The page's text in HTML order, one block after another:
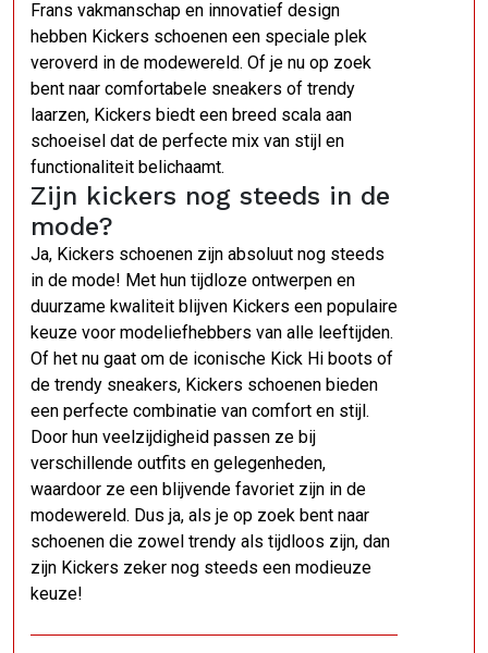
Frans vakmanschap en innovatief design
hebben Kickers schoenen een speciale plek
veroverd in de modewereld. Of je nu op zoek
bent naar comfortabele sneakers of trendy
laarzen, Kickers biedt een breed scala aan
schoeisel dat de perfecte mix van stijl en
functionaliteit belichaamt.
Zijn kickers nog steeds in de
mode?
Ja, Kickers schoenen zijn absoluut nog steeds
in de mode! Met hun tijdloze ontwerpen en
duurzame kwaliteit blijven Kickers een populaire
keuze voor modeliefhebbers van alle leeftijden.
Of het nu gaat om de iconische Kick Hi boots of
de trendy sneakers, Kickers schoenen bieden
een perfecte combinatie van comfort en stijl.
Door hun veelzijdigheid passen ze bij
verschillende outfits en gelegenheden,
waardoor ze een blijvende favoriet zijn in de
modewereld. Dus ja, als je op zoek bent naar
schoenen die zowel trendy als tijdloos zijn, dan
zijn Kickers zeker nog steeds een modieuze
keuze!